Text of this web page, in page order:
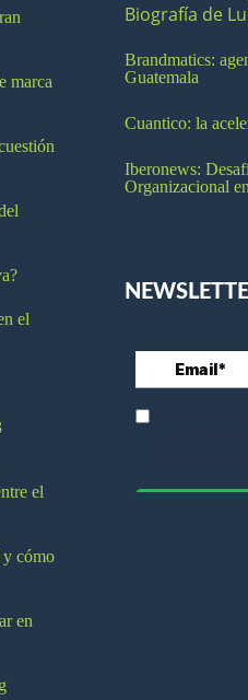
marca
el
el
y cómo
en
Biografía de
Brandmatics:
Guatemala
Cuantico: la
Iberonews:
Organizacional